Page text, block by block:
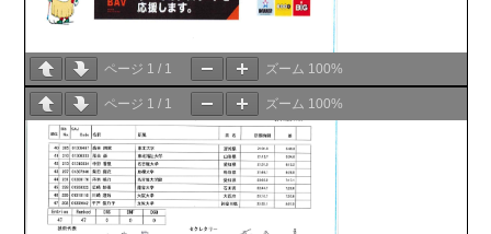
ページ 1 / 1 ズーム 100%
ページ 1 / 1 ズーム 100%